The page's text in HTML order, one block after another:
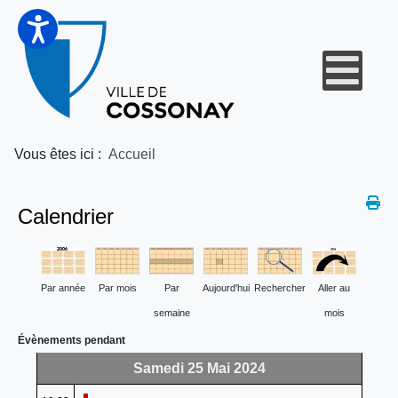
Vous êtes ici : Accueil
Calendrier
Par année Par mois Par
semaine
Aujourd'hui Rechercher Aller au
mois
Évènements pendant
Samedi 25 Mai 2024